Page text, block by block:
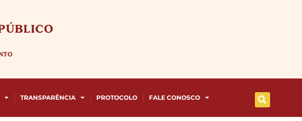
TRANSPARÊNCIA PROTOCOLO FALE CONOSCO